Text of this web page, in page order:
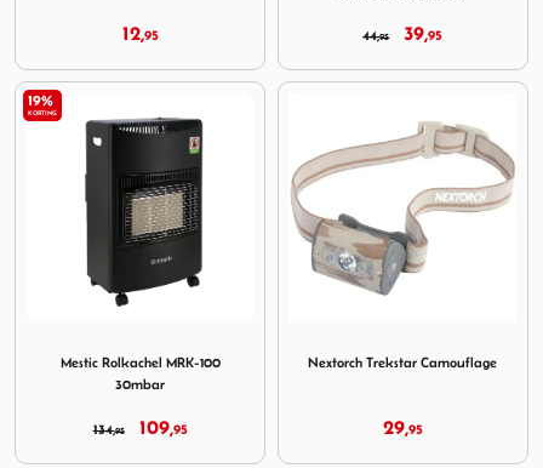
12,95 44,95 39,95
19%
KORTING
Mestic Rolkachel MRK-100
30mbar
134,95 109,95
Nextorch Trekstar Camouflage
29,95